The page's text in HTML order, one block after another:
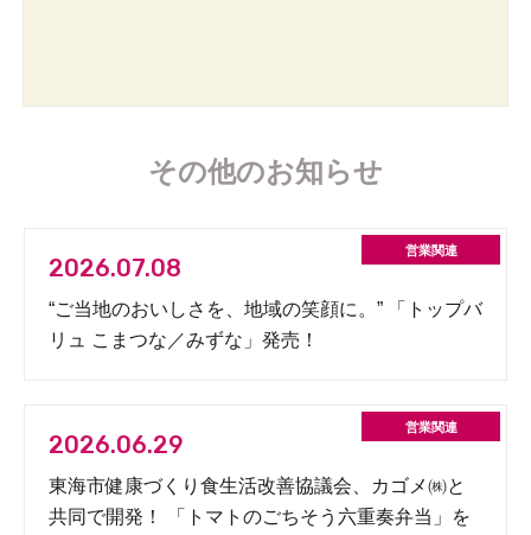
その他のお知らせ
2026.07.08
“ご当地のおいしさを、地域の笑顔に。” 「トップバ
リュ こまつな／みずな」発売！
2026.06.29
東海市健康づくり食生活改善協議会、カゴメ㈱と
共同で開発！ 「トマトのごちそう六重奏弁当」を